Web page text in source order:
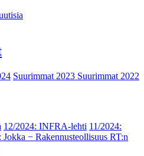
Suurimmat 2023 Suurimmat 2022
12/2024: INFRA-lehti 11/2024:
Jokka − Rakennusteollisuus RT:n